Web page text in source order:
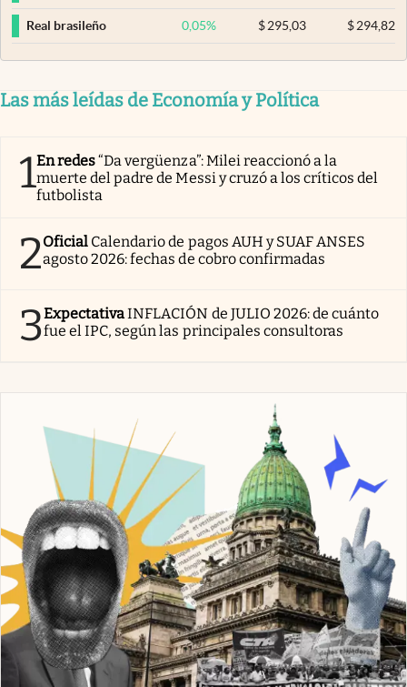
Real brasileño 0,05% $ 295,03 $294,82
Las más leídas de Economía y Política
1En redes“Da vergüenza”: Milei reaccionó a la
muerte del padre de Messi y cruzó a los críticos del
futbolista
2Oficial Calendario de pagos AUH y SUAF ANSES
agosto 2026: fechas de cobro confirmadas
3ExpectativaINFLACIÓN de JULIO 2026: de cuánto
fue el IPC, según las principales consultoras